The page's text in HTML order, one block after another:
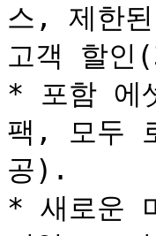
스, 제한
고객 할인
* 포함 에
팩, 모두
공).
* 새로운